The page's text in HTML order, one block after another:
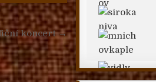
koncert →